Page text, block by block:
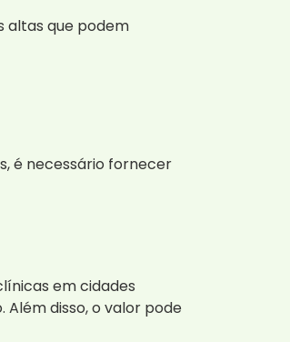
altas que podem
é necessário fornecer
em cidades
disso, o valor pode